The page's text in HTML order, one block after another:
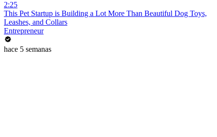
2:25
This Pet Startup is Building a Lot More Than Beautiful Dog Toys,
Leashes, and Collars
Entrepreneur
hace 5 semanas